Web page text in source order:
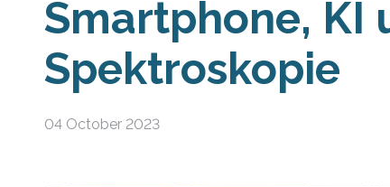
Smartphone, KI
Spektroskopie
04 October 2023